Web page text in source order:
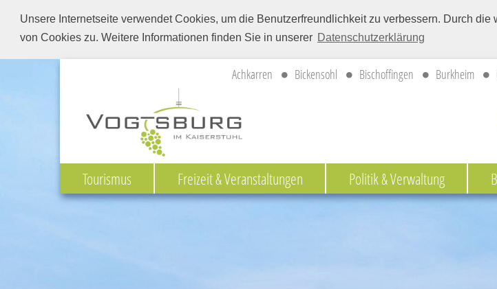
Unsere Internetseite verwendet Cookies, um die Benutzerfreundlichkeit zu verbessern. Durch
von Cookies zu. Weitere Informationen finden Sie in unserer Datenschutzerklärung
Achkarren Bickensohl Bischoffingen Burkheim
Tourismus Freizeit & Veranstaltungen Politik & Verwaltung